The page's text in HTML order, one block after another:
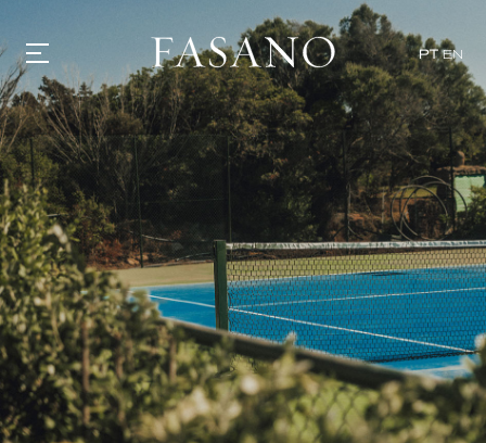
PT EN
GASTRONOMIA
HOTÉIS
EXPERIÊNCIAS
EVENTOS
VILLAS
SHOP | SELEZIONE
DESCUBRA
WHAT'S COOKING
CORRIERE
HISTÓRIA
SUSTENTABILIDADE
CONTATO